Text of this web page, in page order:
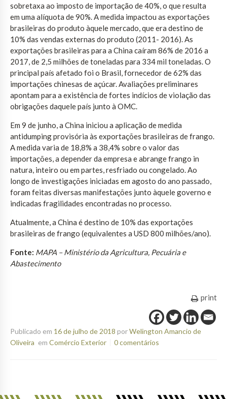
sobretaxa ao imposto de importação de 40%, o que resulta
em uma alíquota de 90%. A medida impactou as exportações
brasileiras do produto àquele mercado, que era destino de
10% das vendas externas do produto (2011- 2016). As
exportações brasileiras para a China caíram 86% de 2016 a
2017, de 2,5 milhões de toneladas para 334 mil toneladas. O
principal país afetado foi o Brasil, fornecedor de 62% das
importações chinesas de açúcar. Avaliações preliminares
apontam para a existência de fortes indícios de violação das
obrigações daquele país junto à OMC.
Em 9 de junho, a China iniciou a aplicação de medida
antidumping provisória às exportações brasileiras de frango.
A medida varia de 18,8% a 38,4% sobre o valor das
importações, a depender da empresa e abrange frango in
natura, inteiro ou em partes, resfriado ou congelado. Ao
longo de investigações iniciadas em agosto do ano passado,
foram feitas diversas manifestações junto àquele governo e
indicadas fragilidades encontradas no processo.
Atualmente, a China é destino de 10% das exportações
brasileiras de frango (equivalentes a USD 800 milhões/ano).
Fonte: MAPA – Ministério da Agricultura, Pecuária e
Abastecimento
print
Publicado em 16 de julho de 2018 porWelington Amancio de
Oliveira em Comércio Exterior 0 comentários